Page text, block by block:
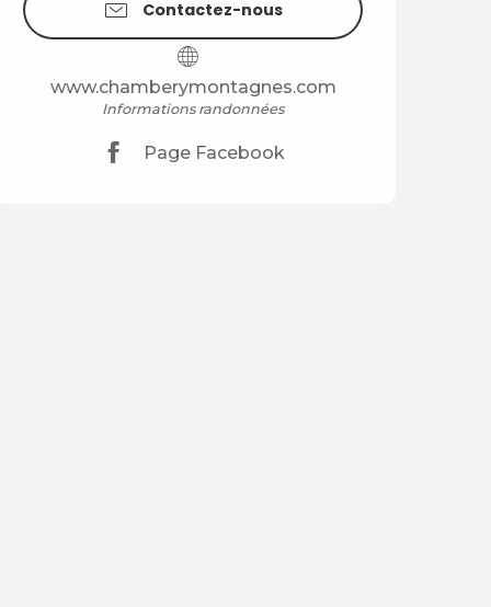
Contactez-nous
www.chamberymontagnes.com
Informations randonnées
Page Facebook